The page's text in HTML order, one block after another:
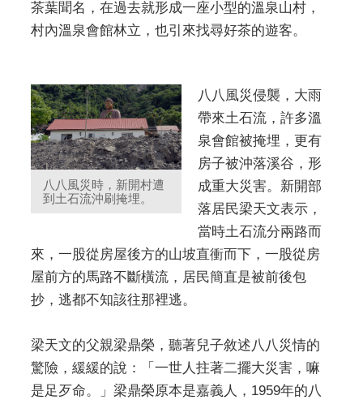
茶葉聞名，在過去就形成一座小型的溫泉山村，
村內溫泉會館林立，也引來找尋好茶的遊客。
八八風災時，新開村遭
到土石流沖刷掩埋。
八八風災侵襲，大雨
帶來土石流，許多溫
泉會館被掩埋，更有
房子被沖落溪谷，形
成重大災害。新開部
落居民梁天文表示，
當時土石流分兩路而
來，一股從房屋後方的山坡直衝而下，一股從房
屋前方的馬路不斷橫流，居民簡直是被前後包
抄，逃都不知該往那裡逃。
梁天文的父親梁鼎榮，聽著兒子敘述八八災情的
驚險，緩緩的說：「一世人拄著二擺大災害，嘛
是足歹命。」梁鼎榮原本是嘉義人，1959年的八